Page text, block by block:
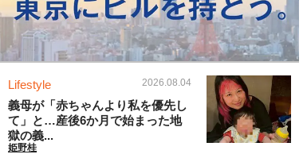
Lifestyle 2026.08.04
義母が「赤ちゃんより私を優先し
て」と…産後6か月で始まった地
獄の義...
姫野桂